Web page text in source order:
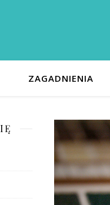
ZAGADNIENIA